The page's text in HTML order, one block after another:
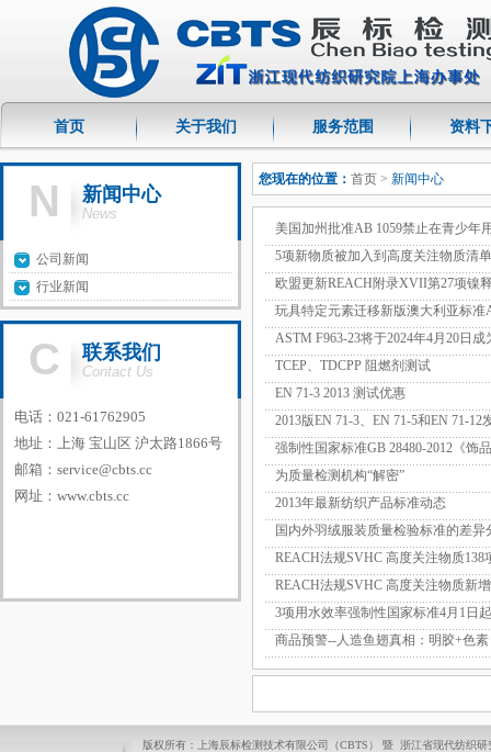
首页 关于我们 服务范围 资料
N 新闻中心
News
公司新闻
行业新闻
C 联系我们
Contact Us
电话：021-61762905
地址：上海 宝山区 沪太路1866号
邮箱： service@cbts.cc
网址： www.cbts.cc
您现在的位置： 首页 > 新闻中心
美国加州批准AB 1059禁止在青少年
5项新物质被加入到高度关注物质清
欧盟更新REACH附录XVII第27项镍
玩具特定元素迁移新版澳大利亚标准
ASTM F963-23将于2024年4月20日
TCEP、TDCPP 阻燃剂测试
EN 71-3 2013 测试优惠
2013版EN 71-3、EN 71-5和EN 71-12
强制性国家标准GB 28480-2012《饰
为质量检测机构“解密”
2013年最新纺织产品标准动态
国内外羽绒服装质量检验标准的差异
REACH法规SVHC 高度关注物质138
REACH法规SVHC 高度关注物质新
3项用水效率强制性国家标准4月1日
商品预警--人造鱼翅真相：明胶+色素
版权所有：上海辰标检测技术有限公司（CBTS） 暨 浙江省现代纺织研